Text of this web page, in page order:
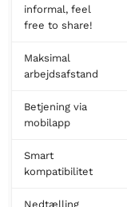
informal, feel
free to share!
Maksimal
arbejdsafstand
Betjening via
mobilapp
Smart
kompatibilitet
Nedtælling